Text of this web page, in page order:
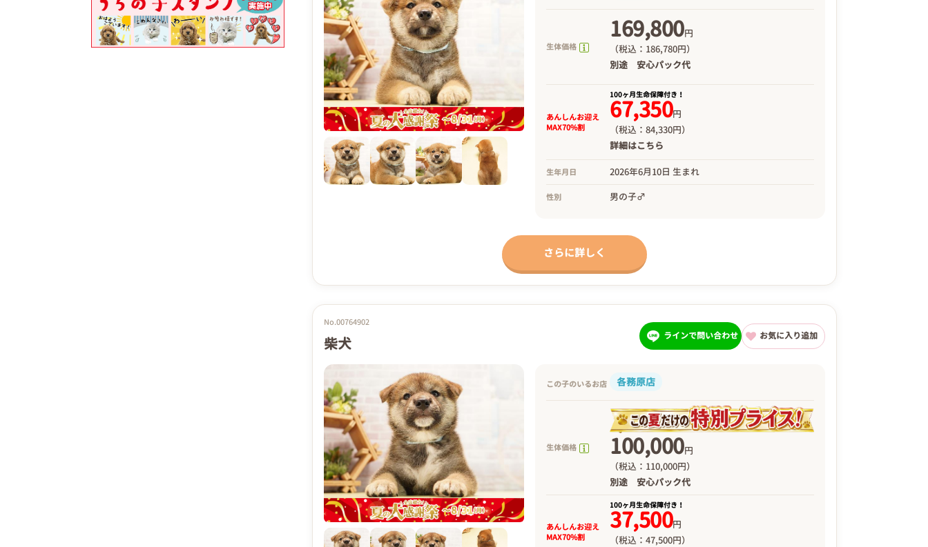
生体価格
169,800円
（税込：186,780円）
別途 安心パック代
あんしんお迎え
MAX70%割
100ヶ月生命保障付き！
67,350円
（税込：84,330円）
詳細はこちら
生年月日 2026年6月10日 生まれ
性別 男の子♂
さらに詳しく
No.00764902
柴犬 ラインで問い合わせ お気に入り追加
この子のいるお店 各務原店
生体価格 100,000円
（税込：110,000円）
別途 安心パック代
あんしんお迎え
MAX70%割
100ヶ月生命保障付き！
37,500円
（税込：47,500円）